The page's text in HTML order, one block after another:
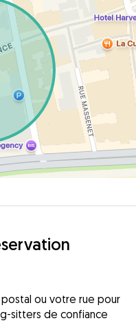
ou votre rue pour
sitters de confiance